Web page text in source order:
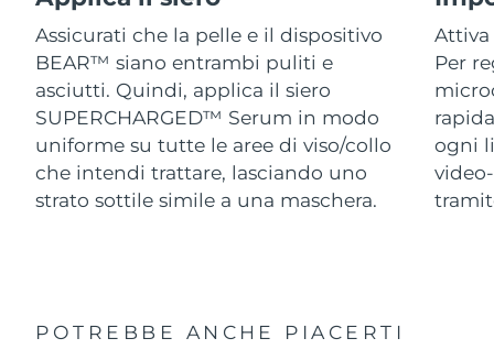
Assicurati che la pelle e il dispositivo
BEAR™ siano entrambi puliti e
asciutti. Quindi, applica il siero
SUPERCHARGED™ Serum in modo
uniforme su tutte le aree di viso/collo
che intendi trattare, lasciando uno
strato sottile simile a una maschera.
Per
ogni
POTREBBE ANCHE PIACERTI